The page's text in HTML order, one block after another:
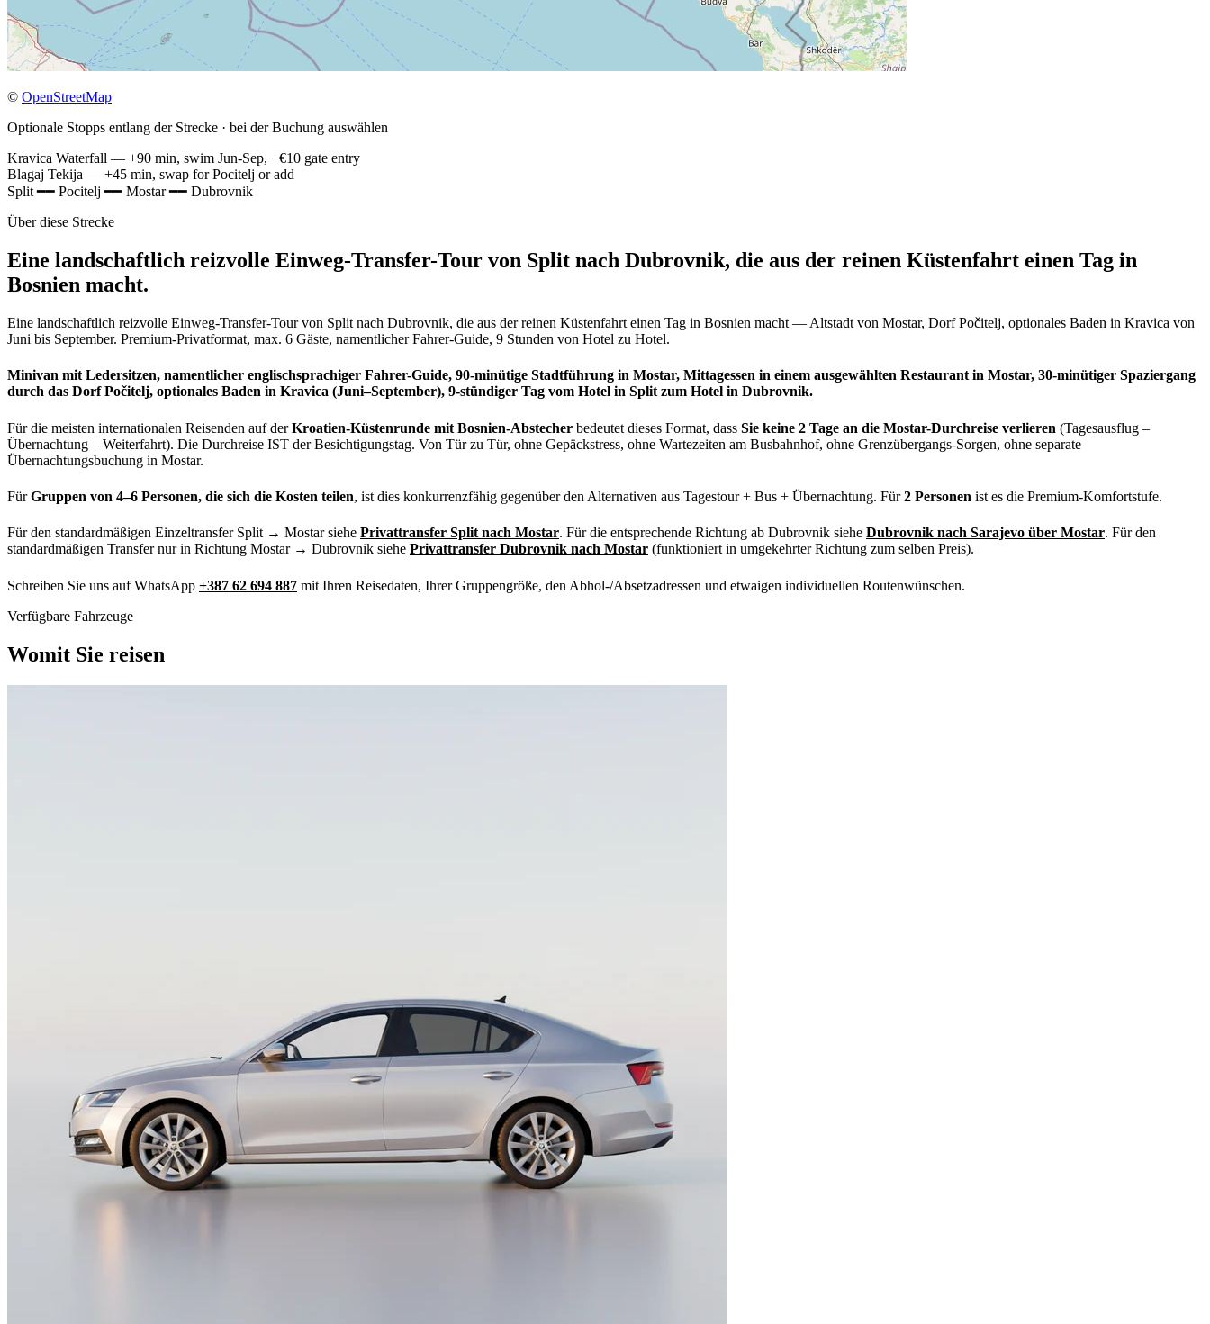
© OpenStreetMap
Optionale Stopps entlang der Strecke · bei der Buchung auswählen
Kravica Waterfall — +90 min, swim Jun-Sep, +€10 gate entry
Blagaj Tekija — +45 min, swap for Pocitelj or add
Split━━ Pocitelj━━ Mostar━━ Dubrovnik
Über diese Strecke
Eine landschaftlich reizvolle Einweg-Transfer-Tour von Split nach Dubrovnik, die aus der reinen Küstenfahrt einen Tag in
Bosnien macht.
Eine landschaftlich reizvolle Einweg-Transfer-Tour von Split nach Dubrovnik, die aus der reinen Küstenfahrt einen Tag in Bosnien macht — Altstadt von Mostar, Dorf Počitelj, optionales Baden in Kravica von
Juni bis September. Premium-Privatformat, max. 6 Gäste, namentlicher Fahrer-Guide, 9 Stunden von Hotel zu Hotel.
Minivan mit Ledersitzen, namentlicher englischsprachiger Fahrer-Guide, 90-minütige Stadtführung in Mostar, Mittagessen in einem ausgewählten Restaurant in Mostar, 30-minütiger Spaziergang
durch das Dorf Počitelj, optionales Baden in Kravica (Juni–September), 9-stündiger Tag vom Hotel in Split zum Hotel in Dubrovnik.
Für die meisten internationalen Reisenden auf derKroatien-Küstenrunde mit Bosnien-Abstecher bedeutet dieses Format, dass Sie keine 2 Tage an die Mostar-Durchreise verlieren (Tagesausflug –
Übernachtung – Weiterfahrt). Die Durchreise IST der Besichtigungstag. Von Tür zu Tür, ohne Gepäckstress, ohne Wartezeiten am Busbahnhof, ohne Grenzübergangs-Sorgen, ohne separate
Übernachtungsbuchung in Mostar.
FürGruppen von 4–6 Personen, die sich die Kosten teilen, ist dies konkurrenzfähig gegenüber den Alternativen aus Tagestour + Bus + Übernachtung. Für2 Personen ist es die Premium-Komfortstufe.
Für den standardmäßigen Einzeltransfer Split → Mostar siehe Privattransfer Split nach Mostar. Für die entsprechende Richtung ab Dubrovnik siehe Dubrovnik nach Sarajevo über Mostar. Für den
standardmäßigen Transfer nur in Richtung Mostar → Dubrovnik siehe Privattransfer Dubrovnik nach Mostar (funktioniert in umgekehrter Richtung zum selben Preis).
Schreiben Sie uns auf WhatsApp +387 62 694 887 mit Ihren Reisedaten, Ihrer Gruppengröße, den Abhol-/Absetzadressen und etwaigen individuellen Routenwünschen.
Verfügbare Fahrzeuge
Womit Sie reisen